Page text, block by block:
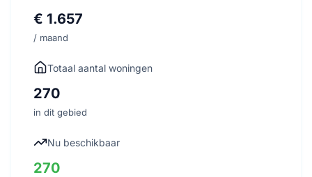
€ 1.657
/ maand
Totaal aantal woningen
270
in dit gebied
Nu beschikbaar
270